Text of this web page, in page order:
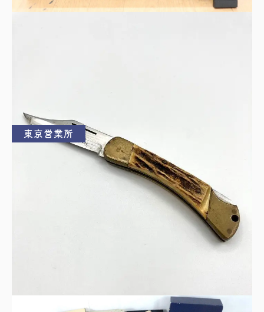
東京営業所
PUMA DUKE ピューマ フォールディングナイフ
買取理由はこちら